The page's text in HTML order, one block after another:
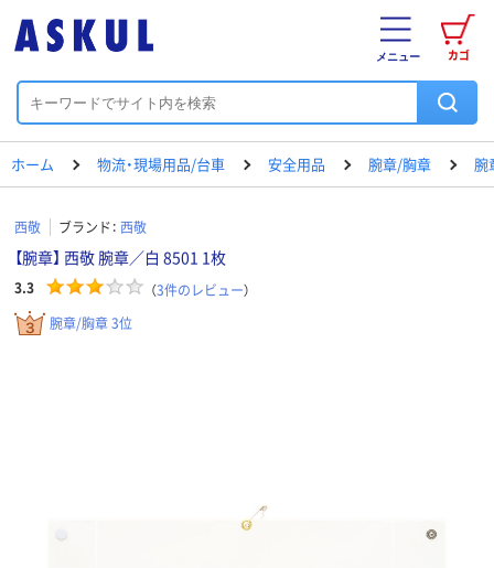
カゴ
メニュー
ホーム 物流・現場用品/台車 安全用品 腕章/胸章 腕
西敬 ブランド： 西敬
【腕章】 西敬 腕章／白 8501 1枚
3.3 （3件のレビュー）
腕章/胸章 3位